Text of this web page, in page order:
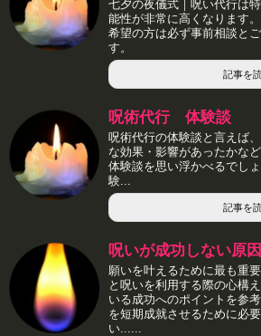
七夕の夜儀式｜呪い代行は
能性が非常に高くなります
希望の方は必ず事前相談と
す。
記事を
呪術代行 体験談
呪術代行の体験談と言えば
な効果・影響があったかな
体験談を思い浮かべるでし
験...
記事を
呪いが成功しない原因
願いを叶えるために最も重
と呪いを利用する際の心構
いる成功へのポイントを参
を短期成就させるために必
い......